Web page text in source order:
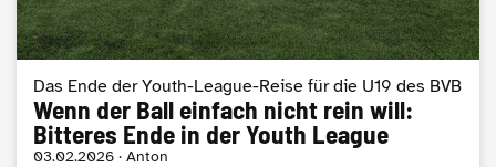
Das Ende der Youth-League-Reise für die U19 des BVB
Wenn der Ball einfach nicht rein will:
Bitteres Ende in der Youth League
03.02.2026 · Anton